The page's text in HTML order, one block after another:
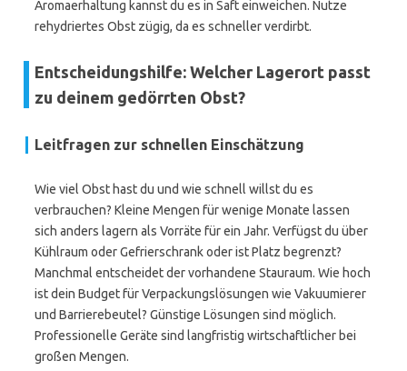
Aromaerhaltung kannst du es in Saft einweichen. Nutze
rehydriertes Obst zügig, da es schneller verdirbt.
Entscheidungshilfe: Welcher Lagerort passt
zu deinem gedörrten Obst?
Leitfragen zur schnellen Einschätzung
Wie viel Obst hast du und wie schnell willst du es
verbrauchen? Kleine Mengen für wenige Monate lassen
sich anders lagern als Vorräte für ein Jahr. Verfügst du über
Kühlraum oder Gefrierschrank oder ist Platz begrenzt?
Manchmal entscheidet der vorhandene Stauraum. Wie hoch
ist dein Budget für Verpackungslösungen wie Vakuumierer
und Barrierebeutel? Günstige Lösungen sind möglich.
Professionelle Geräte sind langfristig wirtschaftlicher bei
großen Mengen.